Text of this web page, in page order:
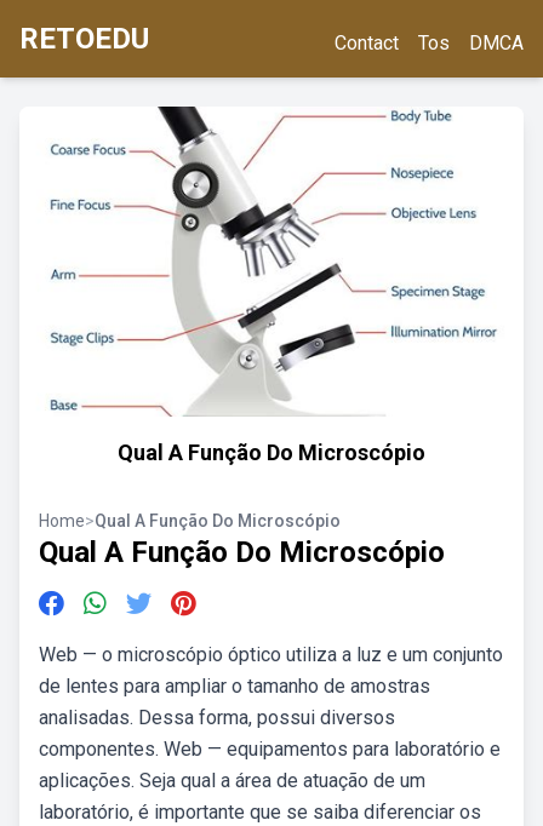
RETOEDU Contact Tos DMCA
Qual A Função Do Microscópio
Home>Qual A Função Do Microscópio
Qual A Função Do Microscópio
Web — o microscópio óptico utiliza a luz e um conjunto
de lentes para ampliar o tamanho de amostras
analisadas. Dessa forma, possui diversos
componentes. Web — equipamentos para laboratório e
aplicações. Seja qual a área de atuação de um
laboratório, é importante que se saiba diferenciar os